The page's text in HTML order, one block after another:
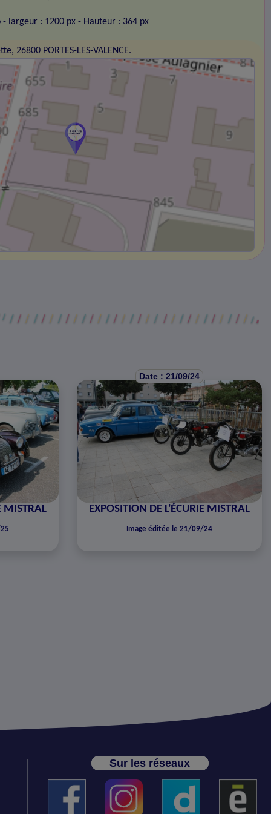
- largeur : 1200 px - Hauteur : 364 px
26800 PORTES-LES-VALENCE.
MISTRAL
Date : 21/09/24
EXPOSITION DE L'ÉCURIE MISTRAL
Image éditée le 21/09/24
Sur les réseaux